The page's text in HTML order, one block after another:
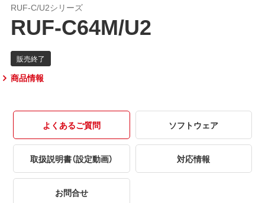
RUF-C/U2シリーズ
RUF-C64M/U2
商品情報
よくあるご質問 ソフトウェア
取扱説明書（設定動画） 対応情報
お問合せ